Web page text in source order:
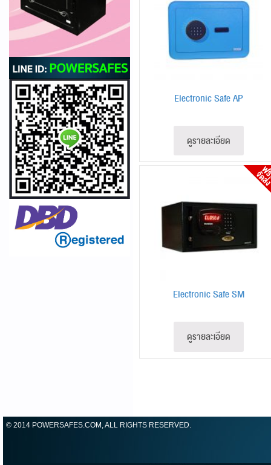
Electronic Safe AP
ดูรายละเอียด
Electronic Safe SM
ดูรายละเอียด
© 2014 POWERSAFES.COM, ALL RIGHTS RESERVED.